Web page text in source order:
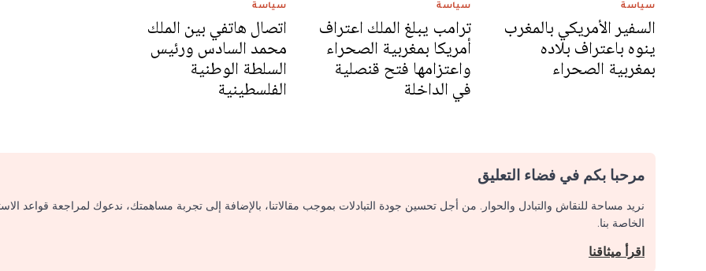
سياسة
السفير الأمريكي بالمغرب
ينوه باعتراف بلاده
بمغربية الصحراء
سياسة
ترامب يبلغ الملك اعتراف
أمريكا بمغربية الصحراء
واعتزامها فتح قنصلية
في الداخلة
سياسة
اتصال هاتفي بين الملك
محمد السادس ورئيس
السلطة الوطنية
الفلسطينية
مرحبا بكم في فضاء التعليق
نريد مساحة للنقاش والتبادل والحوار. من أجل تحسين جودة التبادلات بموجب مقالاتنا، بالإضافة إلى تجربة مساهمتك، ندعوك لمراجعة قواعد
الخاصة بنا.
اقرأ ميثاقنا